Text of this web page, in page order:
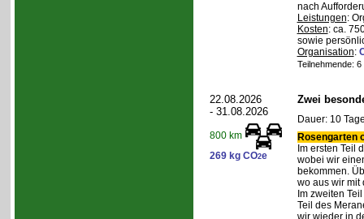
nach
Leistungen:
Kosten: ca.
sowie
Organisation:
Teilnehmende:
22.08.2026
- 31.08.2026
800 km
269 kg CO2e
Zwei
Dauer: 10
Rosengarten
Im ersten Teil
wobei wir
bekommen.
wo aus wir mit
Im zweiten
Teil des
wir wieder in